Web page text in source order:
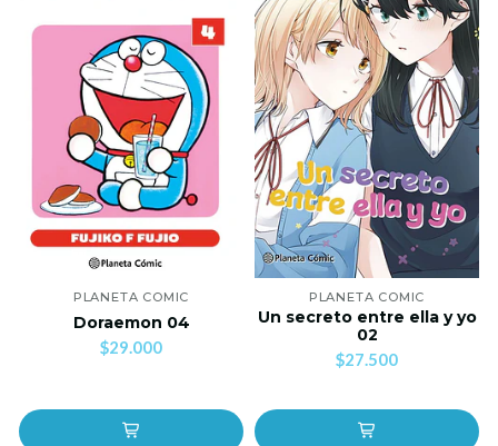
PLANETA COMIC
Doraemon 04
$29.000
PLANETA COMIC
Un secreto entre ella y yo
02
$27.500